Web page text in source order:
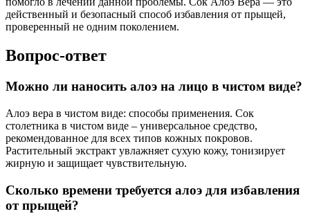
действенный и безопасный способ избавления от прыщей,
проверенный не одним поколением.
Вопрос-ответ
Можно ли наносить алоэ на лицо в чистом виде?
Алоэ вера в чистом виде: способы применения. Сок
столетника в чистом виде – универсальное средство,
рекомендованное для всех типов кожных покровов.
Растительный экстракт увлажняет сухую кожу, тонизирует
жирную и защищает чувствительную.
Сколько времени требуется алоэ для избавления
от прыщей?